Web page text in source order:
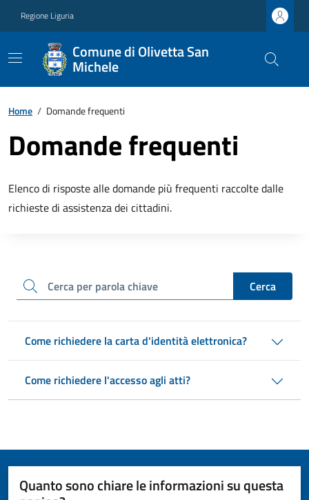
Regione Liguria
Comune di Olivetta San
Michele
Home / Domande frequenti
Domande frequenti
Elenco di risposte alle domande più frequenti raccolte dalle
richieste di assistenza dei cittadini.
cerca Cerca
Come richiedere la carta d'identità elettronica?
Come richiedere l'accesso agli atti?
Quanto sono chiare le informazioni su questa